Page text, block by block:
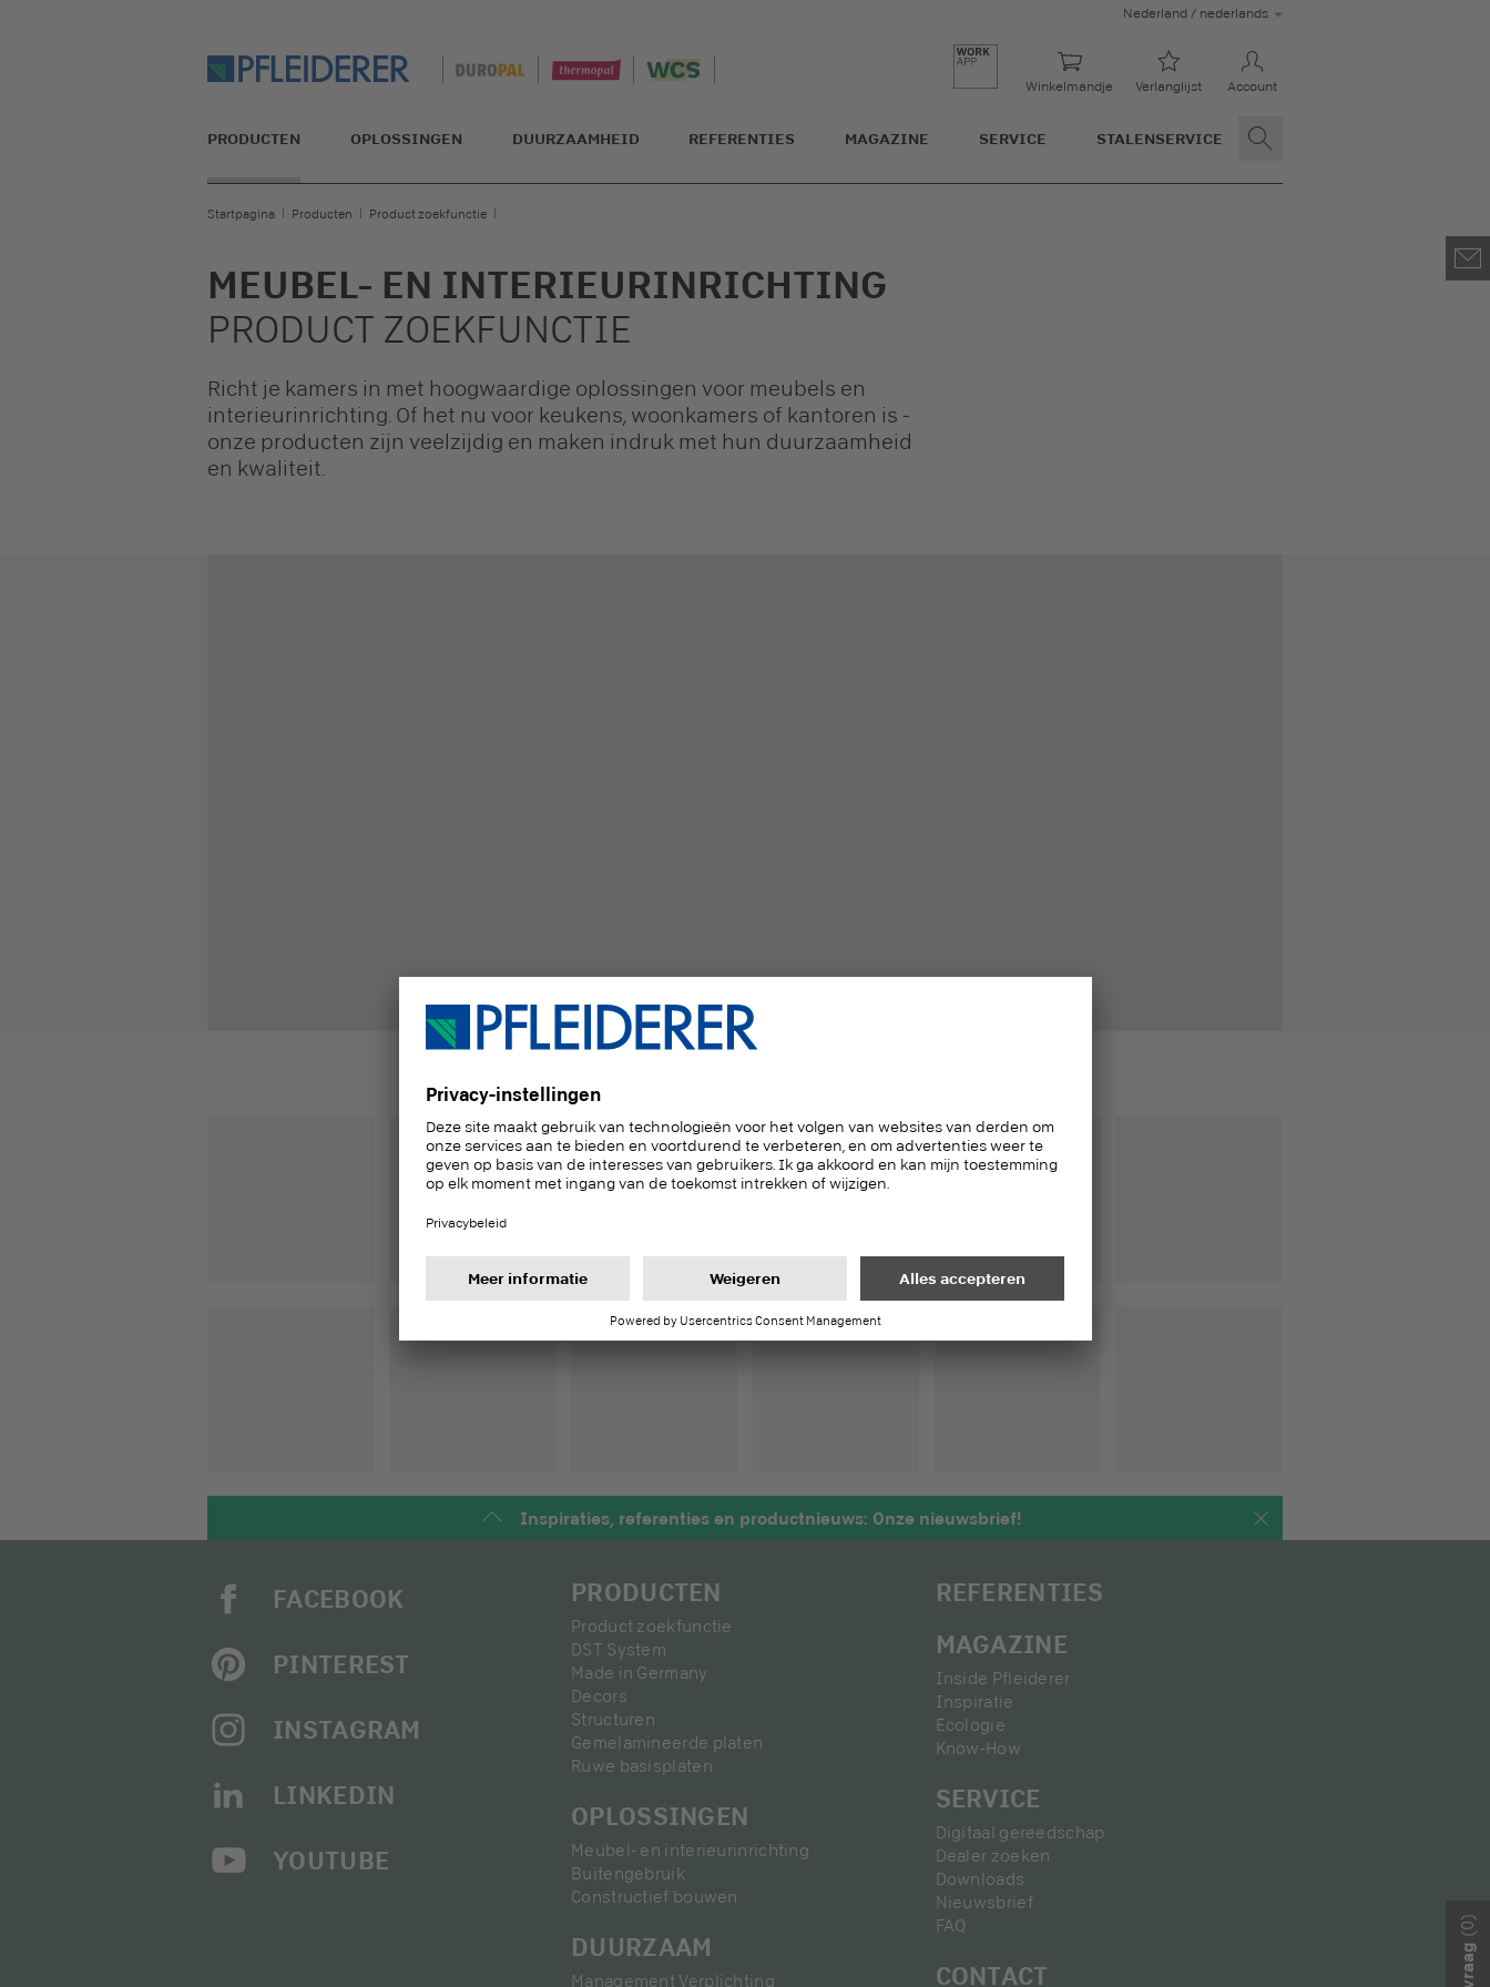
Nederland / nederlands
Winkelmandje Verlanglijst Account
PRODUCTEN OPLOSSINGEN DUURZAAMHEID REFERENTIES MAGAZINE SERVICE STALENSERVICE
Startpagina Producten Product zoekfunctie
MEUBEL- EN INTERIEURINRICHTING
PRODUCT ZOEKFUNCTIE
Richt je kamers in met hoogwaardige oplossingen voor meubels en
interieurinrichting. Of het nu voor keukens, woonkamers of kantoren is -
onze producten zijn veelzijdig en maken indruk met hun duurzaamheid
en kwaliteit.
(0)
Inspiraties, referenties en productnieuws: Onze nieuwsbrief!
FACEBOOK
PINTEREST
INSTAGRAM
LINKEDIN
YOUTUBE
PRODUCTEN
Product zoekfunctie
DST System
Made in Germany
Decors
Structuren
Gemelamineerde platen
Ruwe basisplaten
OPLOSSINGEN
Meubel- en interieurinrichting
Buitengebruik
Constructief bouwen
DUURZAAM
Management Verplichting
REFERENTIES
MAGAZINE
Inside Pfleiderer
Inspiratie
Ecologie
Know-How
SERVICE
Digitaal gereedschap
Dealer zoeken
Downloads
Nieuwsbrief
FAQ
CONTACT